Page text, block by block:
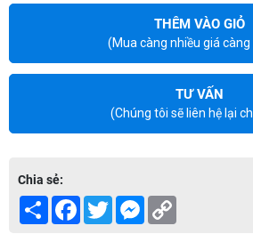
THÊM VÀO GIỎ
(Mua càng nhiều giá
TƯ VẤN
(Chúng tôi sẽ liên hệ lại
Chia sẻ:
Share Facebook
TwitterMessenger